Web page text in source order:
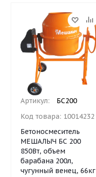
Артикул:
БС200
Код товара: 10014232
Бетоносмеситель
МЕШАЛЫЧ БС 200
850Вт, объем
барабана 200л,
чугунный венец, 66кг